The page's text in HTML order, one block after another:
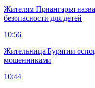
Жителям Приангарья
безопасности для детей
10:56
Жительница Бурятии
мошенниками
10:44